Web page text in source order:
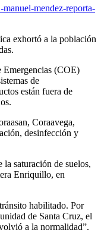
mendez-reporta-
exhortó a la población
Emergencias (COE)
de
están fuera de
Coraavega,
desinfección y
saturación de suelos,
Enriquillo, en
habilitado. Por
de Santa Cruz, el
a la normalidad”.